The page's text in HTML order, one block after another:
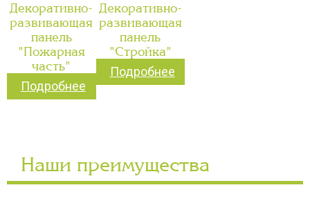
Декоративно-
развивающая
панель
"Пожарная
часть"
Подробнее
Декоративно-
развивающая
панель
"Стройка"
Подробнее
Наши преимущества